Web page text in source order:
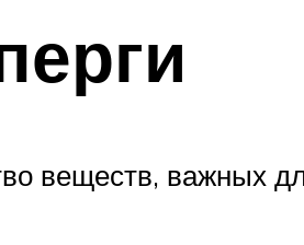
веществ, важных